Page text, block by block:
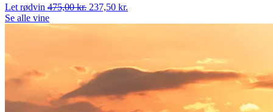
Let rødvin 475,00kr. Den
237,50 kr.
Se alle vine